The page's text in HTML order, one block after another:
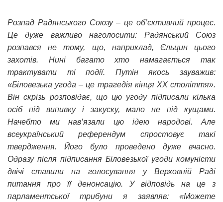
Розпад Радянського Союзу – це об’єктивний процес.
Це дуже важливо наголосити: Радянський Союз
розпався не тому, що, наприклад, Єльцин цього
захотів. Нині багато хто намагається так
трактувати ті події. Путін якось зауважив:
«Біловезька угода – це трагедія кінця ХХ століття».
Він скрізь розповідає, що цю угоду підписали кілька
осіб під випивку і закуску, мало не під кущами.
Начебто ми нав’язали цю ідею народові. Але
всеукраїнський референдум спростовує такі
твердження. Його було проведено дуже вчасно.
Одразу після підписання Біловезької угоди комуністи
двічі ставили на голосування у Верховній Раді
питання про її денонсацію. У відповідь на це з
парламентської трибуни я заявляв: «Можете